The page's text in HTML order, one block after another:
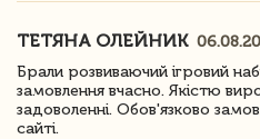
ТЕТЯНА ОЛЕЙНИК
Брали розвиваючий ігровий
замовлення вчасно. Якістю
задоволенні. Обов'язково
сайті.